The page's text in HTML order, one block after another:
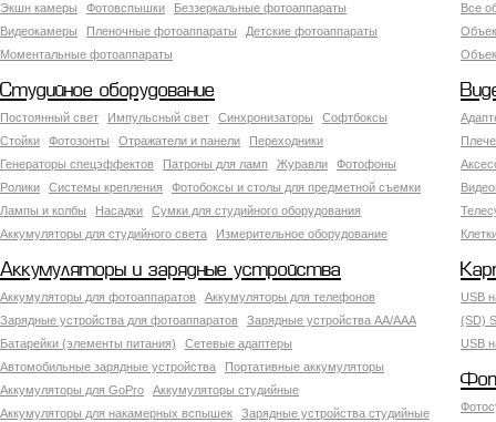
Экшн камеры
Фотовспышки
Беззеркальные фотоаппараты
Видеокамеры
Пленочные фотоаппараты
Детские фотоаппараты
Моментальные фотоаппараты
Все
Студийное оборудование
Постоянный свет Импульсный свет Синхронизаторы
Софтбоксы
Стойки
Фотозонты Отражатели и панели
Переходники
Генераторы спецэффектов
Патроны для ламп Журавли
Фотофоны
Ролики
Системы крепления
Фотобоксы и столы для предметной съемки
Лампы и колбы
Насадки
Сумки для студийного оборудования
Аккумуляторы для студийного света
Измерительное оборудование
Аккумуляторы и зарядные устройства
Аккумуляторы для фотоаппаратов
Аккумуляторы для телефонов
Зарядные устройства для фотоаппаратов
Зарядные устройства AA/AAA
Батарейки (элементы питания)
Сетевые адаптеры
Автомобильные зарядные устройства
Портативные аккумуляторы
Аккумуляторы для GoPro
Аккумуляторы студийные
Аккумуляторы для накамерных вспышек
Зарядные устройства студийные
USB
(SD)
USB